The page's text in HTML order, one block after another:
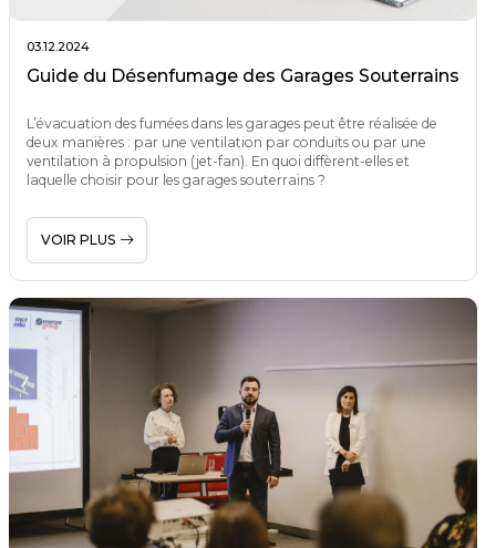
03.12.2024
Guide du Désenfumage des Garages Souterrains
L’évacuation des fumées dans les garages peut être réalisée de
deux manières : par une ventilation par conduits ou par une
ventilation à propulsion (jet-fan). En quoi diffèrent-elles et
laquelle choisir pour les garages souterrains ?
VOIR PLUS